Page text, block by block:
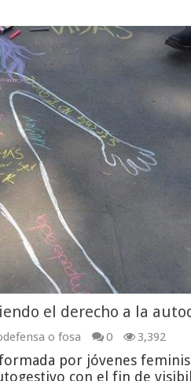
el derecho a la
o fosa 0 3,392
por jóvenes
con el fin de